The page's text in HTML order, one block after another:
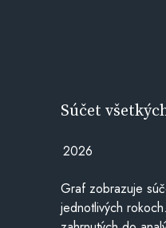
Súčet
2026
Graf zobrazuje
jednotlivých